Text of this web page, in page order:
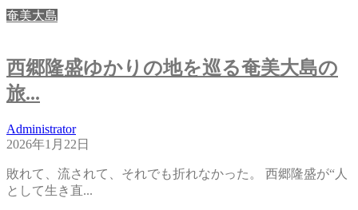
奄美大島
西郷隆盛ゆかりの地を巡る奄美大島の
旅...
Administrator
2026年1月22日
敗れて、流されて、それでも折れなかった。 西郷隆盛が“人
として生き直...